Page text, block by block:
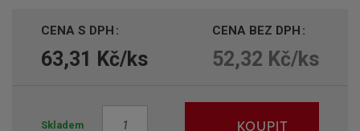
CENA S DPH
63,31 Kč/ks
CENA BEZ DPH
52,32 Kč/ks
Skladem KOUPIT